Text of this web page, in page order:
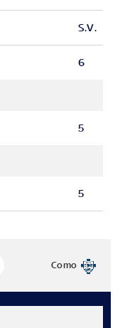
S.V.
6
5
5
Como